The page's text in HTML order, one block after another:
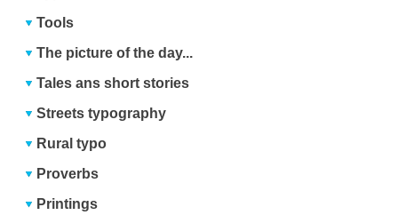
Tools
The picture of the day...
Tales ans short stories
Streets typography
Rural typo
Proverbs
Printings